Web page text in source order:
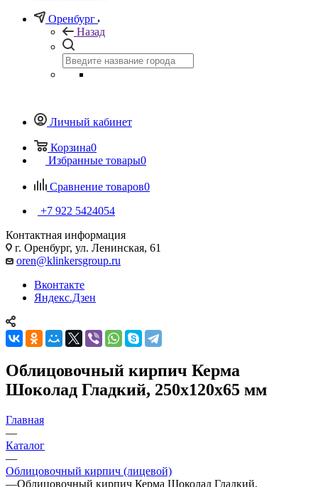
Оренбург
Назад
Личный кабинет
Корзина0
Избранные товары0
Сравнение товаров0
+7 922 5424054
Контактная информация
г. Оренбург, ул. Ленинская, 61
oren@klinkersgroup.ru
Вконтакте
Яндекс.Дзен
Облицовочный кирпич Керма
Шоколад Гладкий, 250х120х65 мм
Главная
—
Каталог
—
Облицовочный кирпич (лицевой)
—Облицовочный кирпич Керма Шоколад Гладкий,